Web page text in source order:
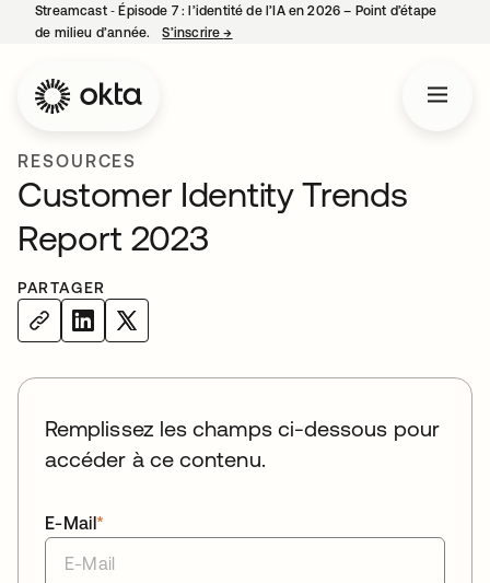
Streamcast ‑ Épisode 7 : l’identité de l’IA en 2026 – Point d’étape
de milieu d’année.
S’inscrire→
RESOURCES
Customer Identity Trends
Report 2023
PARTAGER
Remplissez les champs ci-dessous pour
accéder à ce contenu.
*
E-Mail